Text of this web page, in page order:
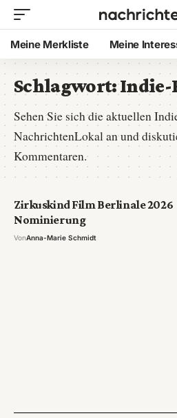
Meine Merkliste Meine
Schlagwort:
Sehen Sie sich die aktuellen
NachrichtenLokal an und
Kommentaren.
Zirkuskind Film Berlinale 2026
Nominierung
VonAnna-Marie Schmidt